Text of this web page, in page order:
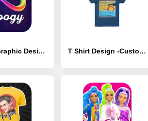
Loogy - Graphic Design Pro - [Разблокированная версия] T Shirt Design -Custom t shirt - [Без рекламы]